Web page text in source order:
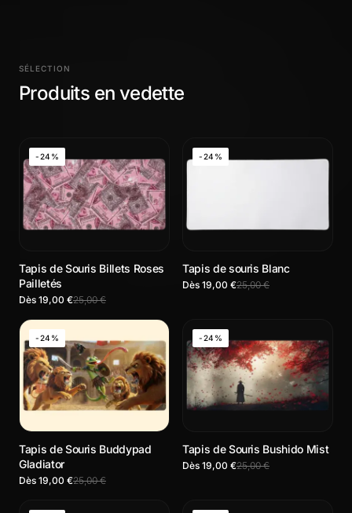
SÉLECTION
Produits en vedette
-24%
Tapis de Souris Billets Roses
Pailletés
Dès 19,00 €25,00 €
-24%
Tapis de souris Blanc
Dès 19,00 €25,00 €
-24%
Tapis de Souris Buddypad
Gladiator
Dès 19,00 €25,00 €
-24%
Tapis de Souris Bushido Mist
Dès 19,00 €25,00 €